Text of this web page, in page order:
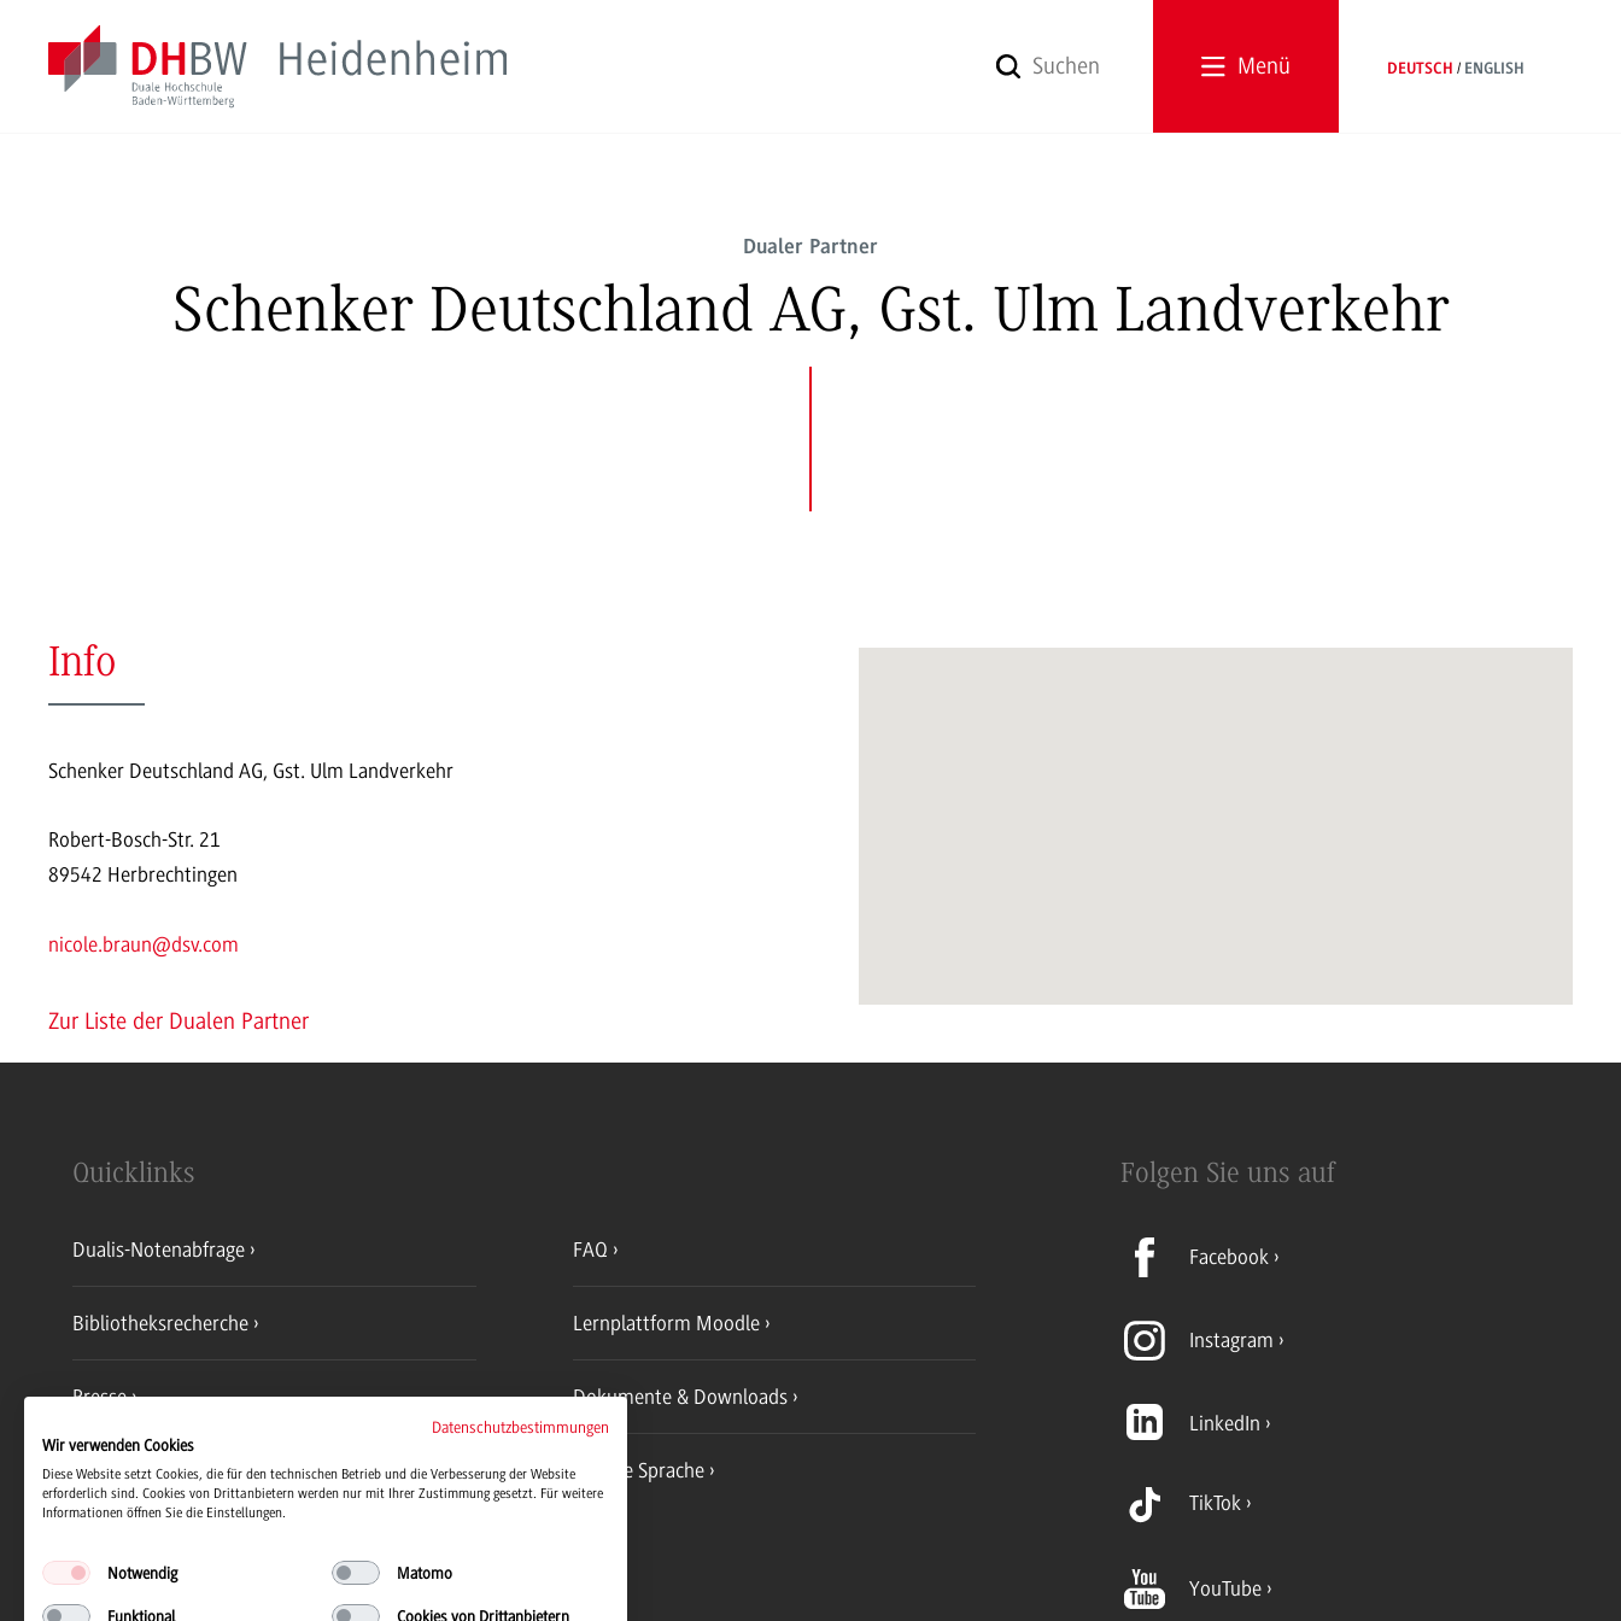
Menü DEUTSCH ENGLISH
Dualer Partner
Schenker Deutschland AG, Gst. Ulm Landverkehr
Info
Schenker Deutschland AG, Gst. Ulm Landverkehr
Robert-Bosch-Str. 21
89542 Herbrechtingen
nicole.braun@dsv.com
Zur Liste der Dualen Partner
Quicklinks
Dualis-Notenabfrage FAQ
Bibliotheksrecherche Lernplattform Moodle
Presse Dokumente & Downloads
Jobs und Karriere Leichte Sprache
Folgen Sie uns auf
Facebook
Instagram
LinkedIn
TikTok
YouTube
Datenschutzbestimmungen
Wir verwenden Cookies
Diese Website setzt Cookies, die für den technischen Betrieb und die Verbesserung der Website
erforderlich sind. Cookies von Drittanbietern werden nur mit Ihrer Zustimmung gesetzt. Für weitere
Informationen öffnen Sie die Einstellungen.
Notwendig Matomo
Funktional Cookies von Drittanbietern